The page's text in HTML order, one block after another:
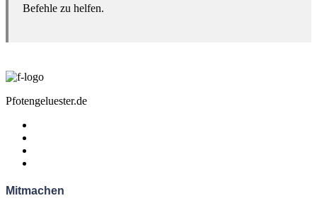
Befehle zu helfen.
Pfotengeluester.de
Mitmachen